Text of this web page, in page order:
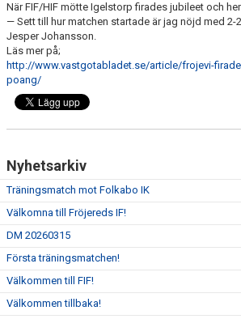
MARATONTABELL MÅL
MARATONTABELL MATCHER
KONTAKT
TABELL & RESULTAT U
När FIF/HIF mötte Igelstorp firades jubileet och
— Sett till hur matchen startade är jag nöjd med 2-
Jesper Johansson.
Läs mer på;
http://www.vastgotabladet.se/article/frojevi-
poang/
Nyhetsarkiv
Träningsmatch mot Folkabo IK
Välkomna till Fröjereds IF!
DM 20260315
Första träningsmatchen!
Välkommen till FIF!
Välkommen tillbaka!